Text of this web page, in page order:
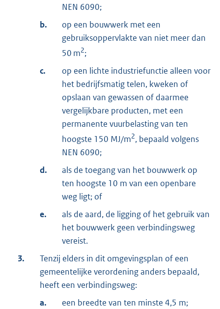
NEN 6090;
b.
op een bouwwerk met een
gebruiksoppervlakte van niet meer dan
50 m2;
c.
op een lichte industriefunctie alleen voor
het bedrijfsmatig telen, kweken of
opslaan van gewassen of daarmee
vergelijkbare producten, met een
permanente vuurbelasting van ten
hoogste 150 MJ/m2, bepaald volgens
NEN 6090;
d.
als de toegang van het bouwwerk op
ten hoogste 10 m van een openbare
weg ligt; of
e.
als de aard, de ligging of het gebruik van
het bouwwerk geen verbindingsweg
vereist.
3.
Tenzij elders in dit omgevingsplan of een
gemeentelijke verordening anders bepaald,
heeft een verbindingsweg:
a.
een breedte van ten minste 4,5 m;